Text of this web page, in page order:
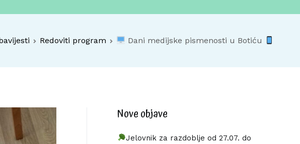
Redoviti program Dani medijske pismenosti u Botiću
Nove objave
Jelovnik za razdoblje od 27.07. do